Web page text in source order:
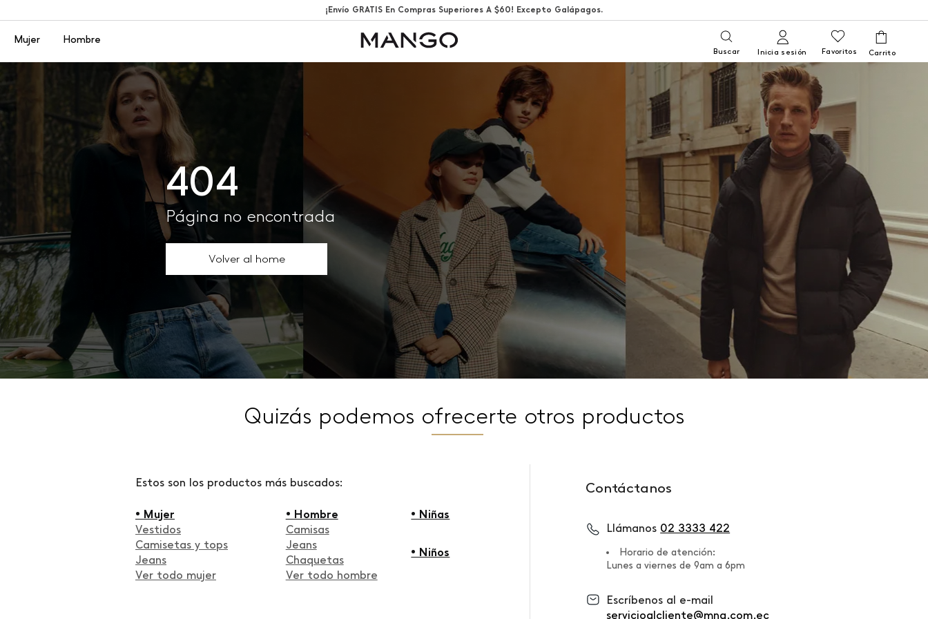
¡Envío GRATIS En Compras Superiores A $60! Excepto Galápagos.
Menú
Mujer Hombre
Buscar Inicia sesión Favoritos
404
Página no encontrada
Volver al home
Quizás podemos ofrecerte otros productos
Estos son los productos más buscados:
• Mujer
Vestidos
Camisetas y tops
Jeans
Ver todo mujer
• Hombre
Camisas
Jeans
Chaquetas
Ver todo hombre
• Niñas
• Niños
Contáctanos
Llámanos 02 3333 422
Horario de atención:
Lunes a viernes de 9am a 6pm
Escríbenos al e-mail
servicioalcliente@mng.com.ec